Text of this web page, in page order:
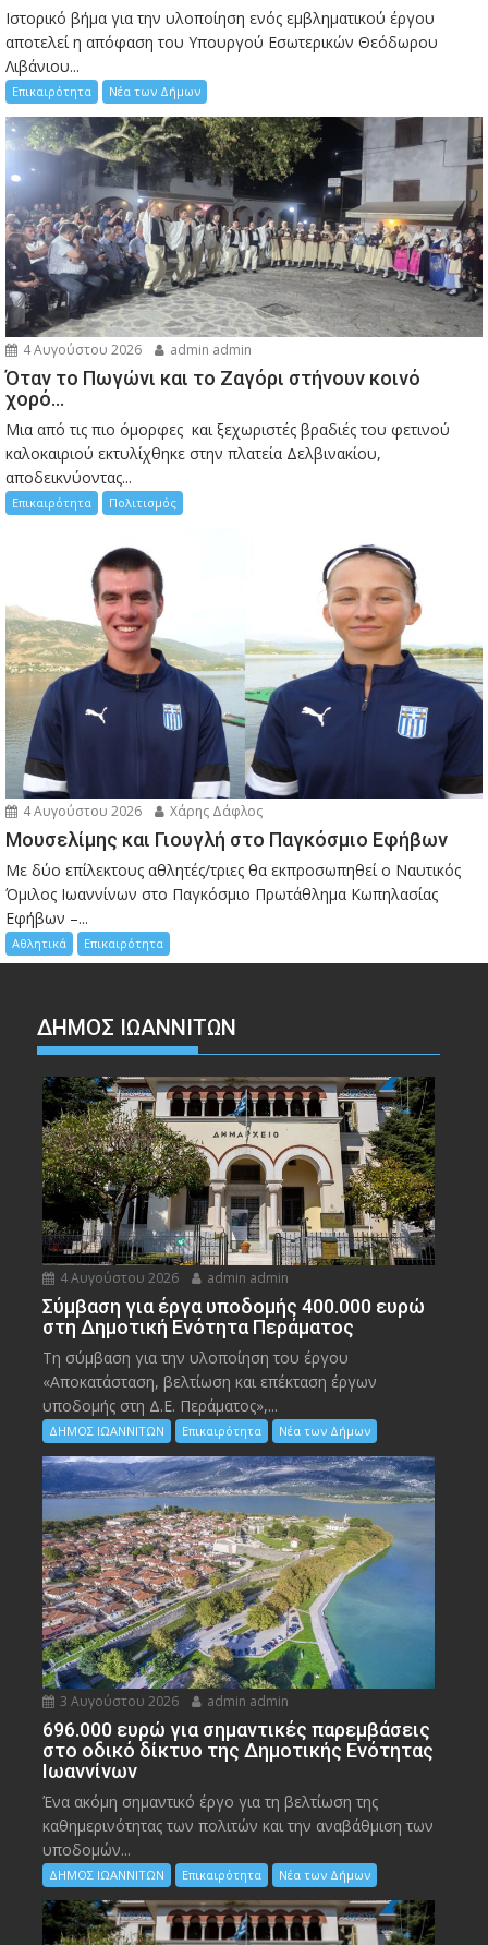
Ιστορικό βήμα για την υλοποίηση ενός εμβληματικού έργου
αποτελεί η απόφαση του Υπουργού Εσωτερικών Θεόδωρου
Λιβάνιου...
Επικαιρότητα Νέα των Δήμων
4 Αυγούστου 2026 admin admin
Όταν το Πωγώνι και το Ζαγόρι στήνουν κοινό
χορό…
Μια από τις πιο όμορφες και ξεχωριστές βραδιές του φετινού
καλοκαιριού εκτυλίχθηκε στην πλατεία Δελβινακίου,
αποδεικνύοντας...
Επικαιρότητα Πολιτισμός
4 Αυγούστου 2026 Χάρης Δάφλος
Μουσελίμης και Γιουγλή στο Παγκόσμιο Εφήβων
Mε δύο επίλεκτους αθλητές/τριες θα εκπροσωπηθεί ο Ναυτικός
Όμιλος Ιωαννίνων στο Παγκόσμιο Πρωτάθλημα Κωπηλασίας
Εφήβων –...
Αθλητικά Επικαιρότητα
ΔΗΜΟΣ ΙΩΑΝΝΙΤΩΝ
4 Αυγούστου 2026 admin admin
Σύμβαση για έργα υποδομής 400.000 ευρώ
στη Δημοτική Ενότητα Περάματος
Τη σύμβαση για την υλοποίηση του έργου
«Αποκατάσταση, βελτίωση και επέκταση έργων
υποδομής στη Δ.Ε. Περάματος»,...
ΔΗΜΟΣ ΙΩΑΝΝΙΤΩΝ Επικαιρότητα Νέα των Δήμων
3 Αυγούστου 2026 admin admin
696.000 ευρώ για σημαντικές παρεμβάσεις
στο οδικό δίκτυο της Δημοτικής Ενότητας
Ιωαννίνων
Ένα ακόμη σημαντικό έργο για τη βελτίωση της
καθημερινότητας των πολιτών και την αναβάθμιση των
υποδομών...
ΔΗΜΟΣ ΙΩΑΝΝΙΤΩΝ Επικαιρότητα Νέα των Δήμων